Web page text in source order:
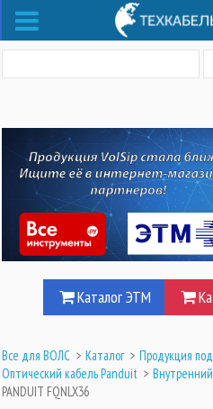
Каталог ЭТМ
Все для ВОЛС > Каталог > Продукция под
Оптический кабель Panduit >
PANDUIT FQNLX36